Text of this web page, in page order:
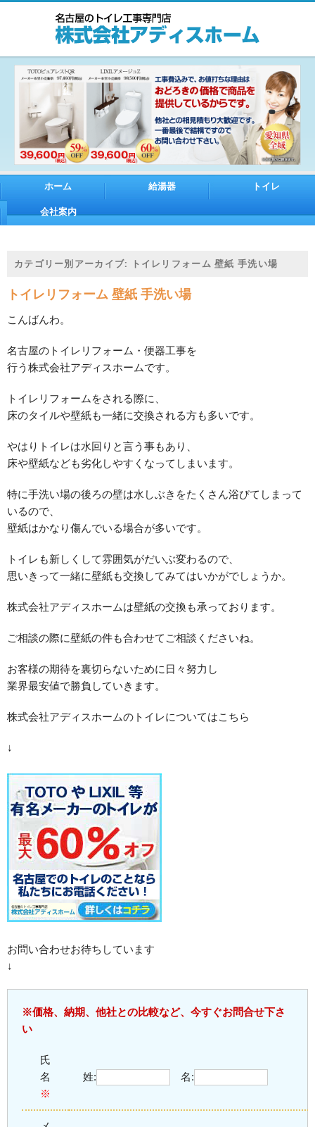
ホーム 給湯器 トイレ
会社案内
カテゴリー別アーカイブ: トイレリフォーム 壁紙 手洗い場
トイレリフォーム 壁紙 手洗い場
こんばんわ。
名古屋のトイレリフォーム・便器工事を
行う株式会社アディスホームです。
トイレリフォームをされる際に、
床のタイルや壁紙も一緒に交換される方も多いです。
やはりトイレは水回りと言う事もあり、
床や壁紙なども劣化しやすくなってしまいます。
特に手洗い場の後ろの壁は水しぶきをたくさん浴びてしまって
いるので、
壁紙はかなり傷んでいる場合が多いです。
トイレも新しくして雰囲気がだいぶ変わるので、
思いきって一緒に壁紙も交換してみてはいかがでしょうか。
株式会社アディスホームは壁紙の交換も承っております。
ご相談の際に壁紙の件も合わせてご相談くださいね。
お客様の期待を裏切らないために日々努力し
業界最安値で勝負していきます。
株式会社アディスホームのトイレについてはこちら
↓
お問い合わせお待ちしています
↓
※価格、納期、他社との比較など、今すぐお問合せ下さ
い
氏
名
※
姓: 名: